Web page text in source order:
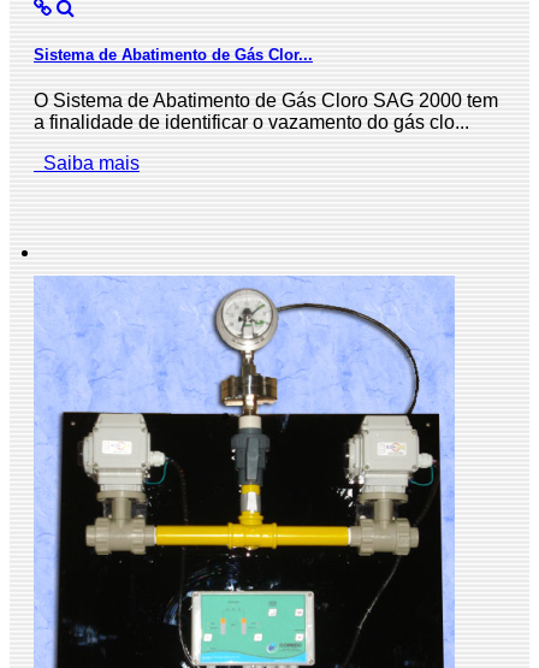
Sistema de Abatimento de Gás Clor...
O Sistema de Abatimento de Gás Cloro SAG 2000 tem
a finalidade de identificar o vazamento do gás clo...
Saiba mais